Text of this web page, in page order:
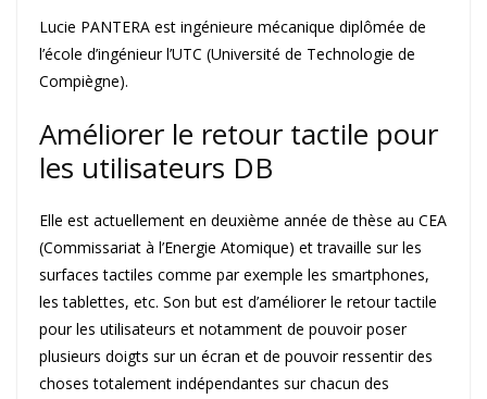
Lucie PANTERA est ingénieure mécanique diplômée de
l’école d’ingénieur l’UTC (Université de Technologie de
Compiègne).
Améliorer le retour tactile pour
les utilisateurs DB
Elle est actuellement en deuxième année de thèse au CEA
(Commissariat à l’Energie Atomique) et travaille sur les
surfaces tactiles comme par exemple les smartphones,
les tablettes, etc. Son but est d’améliorer le retour tactile
pour les utilisateurs et notamment de pouvoir poser
plusieurs doigts sur un écran et de pouvoir ressentir des
choses totalement indépendantes sur chacun des